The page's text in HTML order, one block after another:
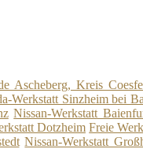
Ascheberg, Kreis
Werkstatt Sinzheim bei
Nissan-Werkstatt
Dotzheim Freie
Nissan-Werkstatt